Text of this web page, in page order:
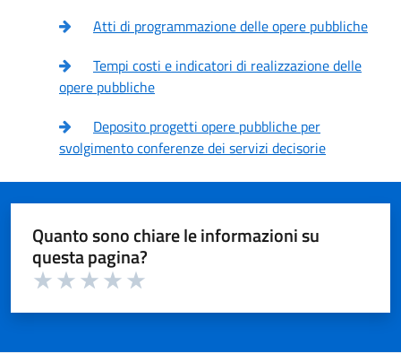
Atti di programmazione delle opere pubbliche
Tempi costi e indicatori di realizzazione delle
opere pubbliche
Deposito progetti opere pubbliche per
svolgimento conferenze dei servizi decisorie
Quanto sono chiare le informazioni su
questa pagina?